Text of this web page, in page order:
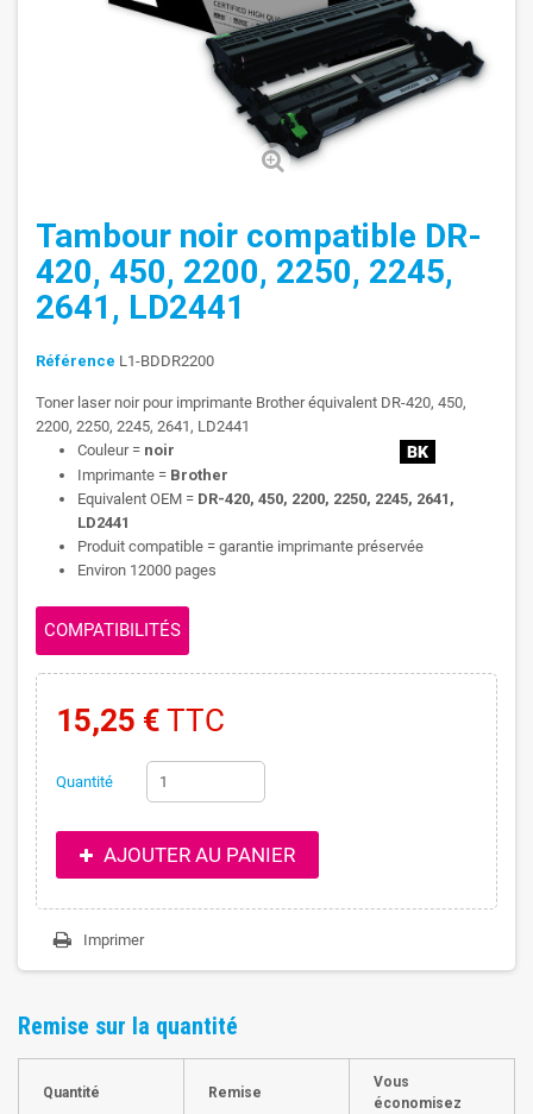
Tambour noir compatible DR-
420, 450, 2200, 2250, 2245,
2641, LD2441
Référence L1-BDDR2200
Toner laser noir pour imprimante Brother équivalent DR-420, 450,
2200, 2250, 2245, 2641, LD2441
Couleur = noir
Imprimante = Brother
Equivalent OEM = DR-420, 450, 2200, 2250, 2245, 2641,
LD2441
Produit compatible = garantie imprimante préservée
Environ 12000 pages
COMPATIBILITÉS
15,25 € TTC
Quantité
AJOUTER AU PANIER
Imprimer
Remise sur la quantité
Quantité Remise
Vous
économisez